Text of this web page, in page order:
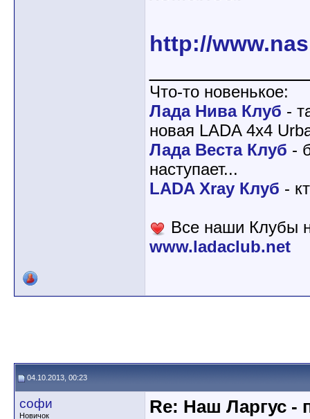
http://
Что-то новенькое:
Лада Нива Клуб -
новая LADA 4x4
Лада Веста Клуб -
наступает...
LADA Xray Клуб -
Все наши Клубы
www.ladaclub.net
04.10.2013, 00:23
софи
Новичок
Re: Наш Ларгус -